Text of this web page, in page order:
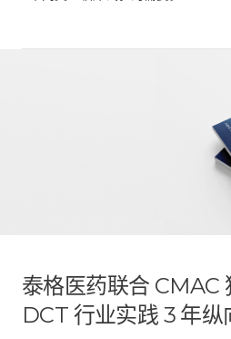
泰格医药联合 CMAC
DCT 行业实践 3 年纵